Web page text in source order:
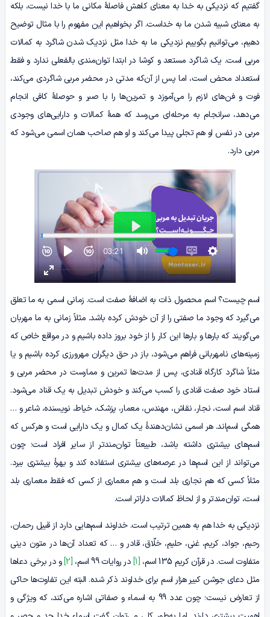
گفتیم که نزدیکی به خدا به معنای کاهش فاصلۀ مکانی ما با خدا نیست، بلکه
به معنای شبیه شدن ما به خداست. اگر بخواهیم این مفهوم را با مثال توضیح
دهیم، می‌توانیم بگوییم نزدیکی ما به خدا مثل نزدیک شدن شاگرد به کمالات
مربی است. یک شاگرد مستعد و کوشا در ابتدا توان‌مندی بالفعلی ندارد و فقط
استعداد محض است، اما پس از آن‌که مدتی در محضر مربی شاگردی می‌کند،
فوت و فن‌های لازم را می‌آموزد و تمرین‌ها را با صبر و حوصلۀ کافی انجام
می‌دهد، سرانجام به مرحله‌ای می‌رسد که همۀ کمالات و دارایی‌های وجودی
مربی در نفس او هم تجلی پیدا می‌کند و او هم صاحب همان اسمی می‌شود که
مربی دارد.
اسم چیست؟ اسم محصول ذات به اضافۀ صفت است. زمانی اسمی به ما تعلق
می‌گیرد که وجود ما صفتی را از آن خودش کرده باشد. مثلاً زمانی به ما مهربان
می‌گویند که بارها و بارها این کار را از خود بروز داده باشیم و در مواقع خاص که
زمینه‌های نامهربانی فراهم می‌شود، باز در حق دیگران مهرورزی کرده باشیم و یا
مثلاً شاگرد کارگاه قنادی، پس از مدت‌ها تمرین و ممارست در محضر مربی و
استاد خود صفت قنادی را کسب می‌کند و خودش تبدیل به یک قناد می‌شود.
قناد اسم است، نجار، نقاش، مهندس، معمار، پزشک، خیاط، نویسنده، شاعر و …
همگی اسم‌اند. هر اسمی نشان‌دهندۀ یک کمال و یک دارایی است و هرکس که
اسم‌های بیشتری داشته باشد، طبیعتاً توان‌مندتر از سایر افراد است؛ چون
می‌تواند از این اسم‌ها در عرصه‌های بیشتری استفاده کند و بهرۀ بیشتری ببرد.
مثلاً کسی که هم نجاری بلد است و هم معماری از کسی که فقط معماری بلد
است، توان‌مندتر و از لحاظ کمالات داراتر است.
نزدیکی به خدا هم به همین ترتیب است. خداوند اسم‌هایی دارد از قبیل رحمان،
رحیم، جواد، کریم، غنی، حلیم، خلّاق، قادر و … که تعداد آن‌ها در متون دینی
متفاوت است. در قرآن کریم 135 اسم،
[1] در روایات 99 اسم، [2]
و در برخی دعاها
مثل دعای جوشن کبیر هزار اسم برای خداوند ذکر شده. البته این تفاوت‌ها حاکی
از تعارض نیست؛ چون عدد 99 به اسماء و صفاتى اشاره مى‌کند، که ویژگى و